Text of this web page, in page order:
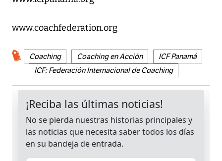
www.coachfederation.org
Coaching Coaching en Acción
ICF Panamá
ICF: Federación Internacional de Coaching